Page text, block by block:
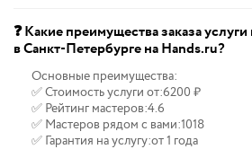
❓ Какие преимущества заказа
в Санкт-Петербурге на Hands.ru?
Основные преимущества:
✅ Стоимость услуги от:6200 ₽
✅ Рейтинг мастеров:4.6
✅ Мастеров рядом с вами:1018
✅ Гарантия на услугу:от 1 года